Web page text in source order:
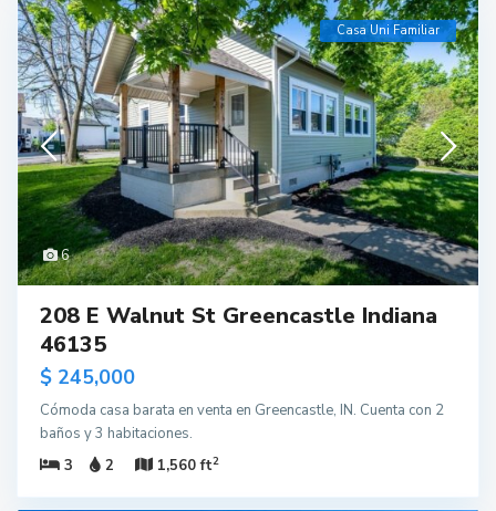
6
Casa Uni Familiar
208 E Walnut St Greencastle Indiana
46135
$ 245,000
Cómoda casa barata en venta en Greencastle, IN. Cuenta con 2
baños y 3 habitaciones.
3
2 1,560 ft2